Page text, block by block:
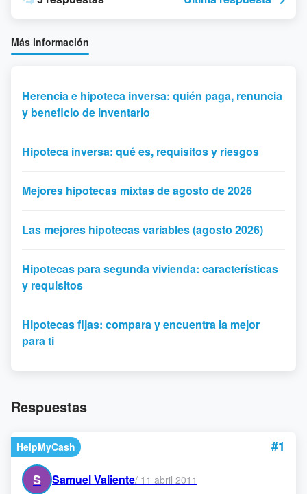
Más información
Herencia e hipoteca inversa: quién paga, renuncia
y beneficio de inventario
Hipoteca inversa: qué es, requisitos y riesgos
Mejores hipotecas mixtas de agosto de 2026
Las mejores hipotecas variables (agosto 2026)
Hipotecas para segunda vivienda: características
y requisitos
Hipotecas fijas: compara y encuentra la mejor
para ti
Respuestas
HelpMyCash
#1
S
Samuel Valiente/ 11 abril 2011